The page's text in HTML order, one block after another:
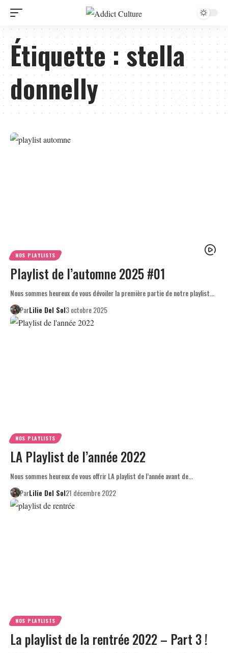
Étiquette :stella
donnelly
NOS PLAYLISTS
Playlist de l’automne 2025 #01
Nous sommes heureux de vous dévoiler la première partie de notre playlist…
ParLilie Del Sol3 octobre 2025
NOS PLAYLISTS
LA Playlist de l’année 2022
Nous sommes heureux de vous offrir LA playlist de l’année avant de…
ParLilie Del Sol21 décembre 2022
NOS PLAYLISTS
La playlist de la rentrée 2022 – Part 3 !